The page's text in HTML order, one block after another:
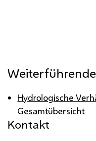
Hydrologische
Gesamtübersicht
Kontakt